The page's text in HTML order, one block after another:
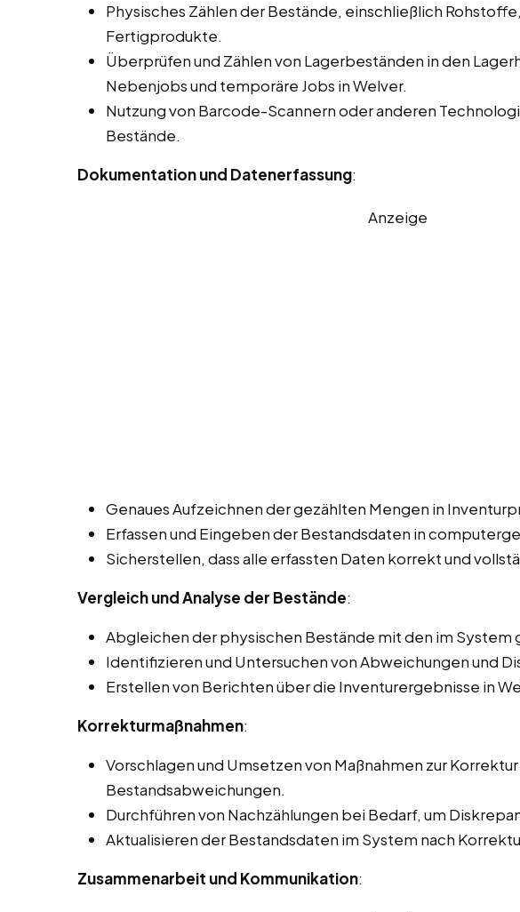
Physisches Zählen der Bestände, einschließlich
Fertigprodukte.
Überprüfen und Zählen von Lagerbeständen in den
Nebenjobs und temporäre Jobs in Welver.
Nutzung von Barcode-Scannern oder anderen
Bestände.
Dokumentation und Datenerfassung:
Anzeige
Genaues Aufzeichnen der gezählten Mengen in
Erfassen und Eingeben der Bestandsdaten in
Sicherstellen, dass alle erfassten Daten korrekt und
Vergleich und Analyse der Bestände:
Abgleichen der physischen Bestände mit den im System
Identifizieren und Untersuchen von Abweichungen und
Erstellen von Berichten über die Inventurergebnisse in
Korrekturmaßnahmen:
Vorschlagen und Umsetzen von Maßnahmen zur
Bestandsabweichungen.
Durchführen von Nachzählungen bei Bedarf, um
Aktualisieren der Bestandsdaten im System nach
Zusammenarbeit und Kommunikation: